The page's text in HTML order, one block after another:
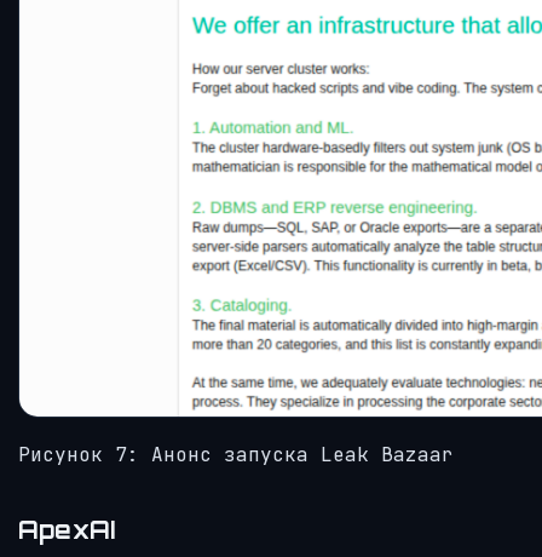
Рисунок 7: Анонс запуска Leak Bazaar
ApexAI